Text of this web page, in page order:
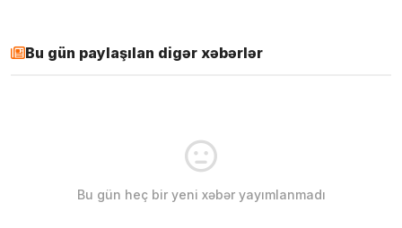
Bu gün paylaşılan digər xəbərlər
Bu gün heç bir yeni xəbər yayımlanmadı